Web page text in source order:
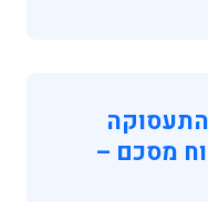
2030 – דוח מסכם –